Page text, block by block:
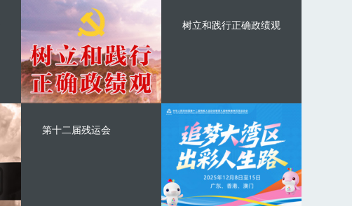
树立和践行正确政绩观
第十二届残运会